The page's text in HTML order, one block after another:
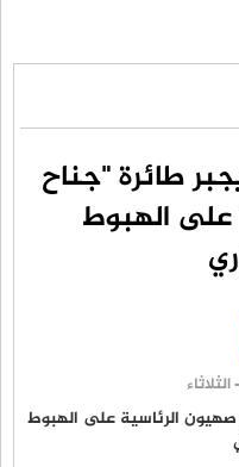
طائرة "جناح
الهبوط